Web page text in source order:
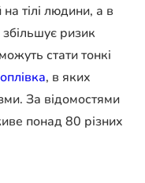
тілі людини, а в
ризик
стати тонкі
, в яких
За відомостями
понад 80 різних